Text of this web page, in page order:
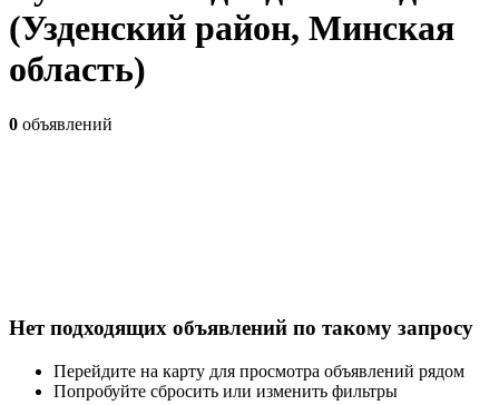
(Узденский район, Минская
область)
0 объявлений
Нет подходящих объявлений по такому запросу
Перейдите на карту для просмотра объявлений рядом
Попробуйте сбросить или изменить фильтры